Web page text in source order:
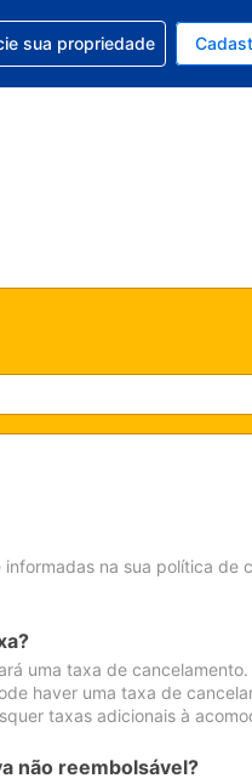
sua moeda é: Dólar
Atualmente, seu idioma
ajuda com sua reserva
sua propriedade
na sua política de
uma taxa de cancelamento.
haver uma taxa de
taxas adicionais à
não reembolsável?